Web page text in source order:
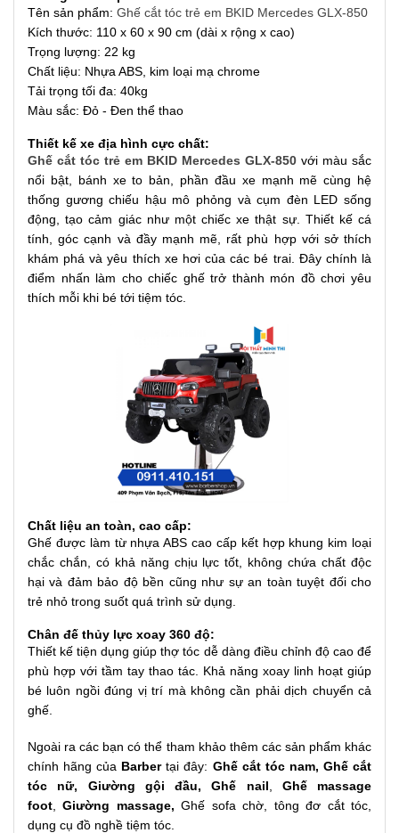
Tên sản phẩm: Ghế cắt tóc trẻ em BKID Mercedes GLX-850
Kích thước: 110 x 60 x 90 cm (dài x rộng x cao)
Trọng lượng: 22 kg
Chất liệu: Nhựa ABS, kim loại mạ chrome
Tải trọng tối đa: 40kg
Màu sắc: Đỏ - Đen thể thao
Thiết kế xe địa hình cực chất:
Ghế cắt tóc trẻ em BKID Mercedes GLX-850 với màu sắc
nổi bật, bánh xe to bản, phần đầu xe mạnh mẽ cùng hệ
thống gương chiếu hậu mô phỏng và cụm đèn LED sống
động, tạo cảm giác như một chiếc xe thật sự. Thiết kế cá
tính, góc cạnh và đầy mạnh mẽ, rất phù hợp với sở thích
khám phá và yêu thích xe hơi của các bé trai. Đây chính là
điểm nhấn làm cho chiếc ghế trở thành món đồ chơi yêu
thích mỗi khi bé tới tiệm tóc.
Chất liệu an toàn, cao cấp:
Ghế được làm từ nhựa ABS cao cấp kết hợp khung kim loại
chắc chắn, có khả năng chịu lực tốt, không chứa chất độc
hại và đảm bảo độ bền cũng như sự an toàn tuyệt đối cho
trẻ nhỏ trong suốt quá trình sử dụng.
Chân đế thủy lực xoay 360 độ:
Thiết kế tiện dụng giúp thợ tóc dễ dàng điều chỉnh độ cao để
phù hợp với tầm tay thao tác. Khả năng xoay linh hoạt giúp
bé luôn ngồi đúng vị trí mà không cần phải dịch chuyển cả
ghế.
Ngoài ra các bạn có thể tham khảo thêm các sản phẩm khác
chính hãng của Barbertại đây: Ghế cắt tóc nam, Ghế cắt
tóc nữ, Giường gội đầu,Ghế nail
Ghế massage
foot ,Giường massage, Ghế sofa chờ, tông đơ cắt tóc,
dụng cụ đồ nghề tiệm tóc.